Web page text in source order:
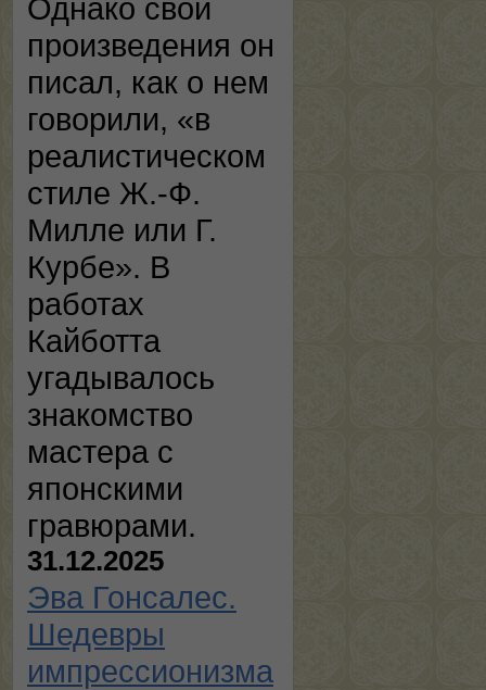
Однако свои
произведения он
писал, как о нем
говорили, «в
реалистическом
стиле Ж.-Ф.
Милле или Г.
Курбе». В
работах
Кайботта
угадывалось
знакомство
мастера с
японскими
гравюрами.
31.12.2025
Эва Гонсалес.
Шедевры
импрессионизма